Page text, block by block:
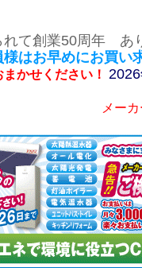
れて創業50周年 あ
はお早めにお買い
かせください！
メーカーより商